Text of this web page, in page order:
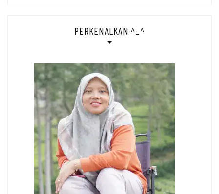
PERKENALKAN ^_^